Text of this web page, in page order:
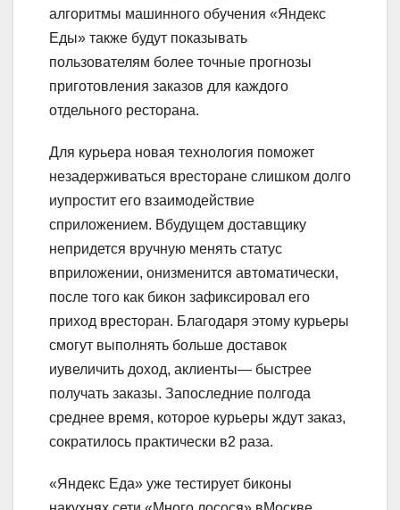
алгоритмы машинного обучения «Яндекс
Еды» также будут показывать
пользователям более точные прогнозы
приготовления заказов для каждого
отдельного ресторана.
Для курьера новая технология поможет
незадерживаться вресторане слишком долго
иупростит его взаимодействие
сприложением. Вбудущем доставщику
непридется вручную менять статус
вприложении, онизменится автоматически,
после того как бикон зафиксировал его
приход вресторан. Благодаря этому курьеры
смогут выполнять больше доставок
иувеличить доход, аклиенты— быстрее
получать заказы. Запоследние полгода
среднее время, которое курьеры ждут заказ,
сократилось практически в2 раза.
«Яндекс Еда» уже тестирует биконы